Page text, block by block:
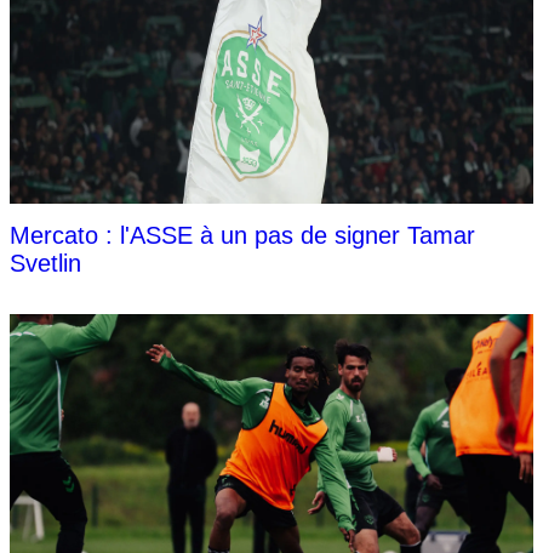
Mercato : l'ASSE à un pas de signer Tamar
Svetlin